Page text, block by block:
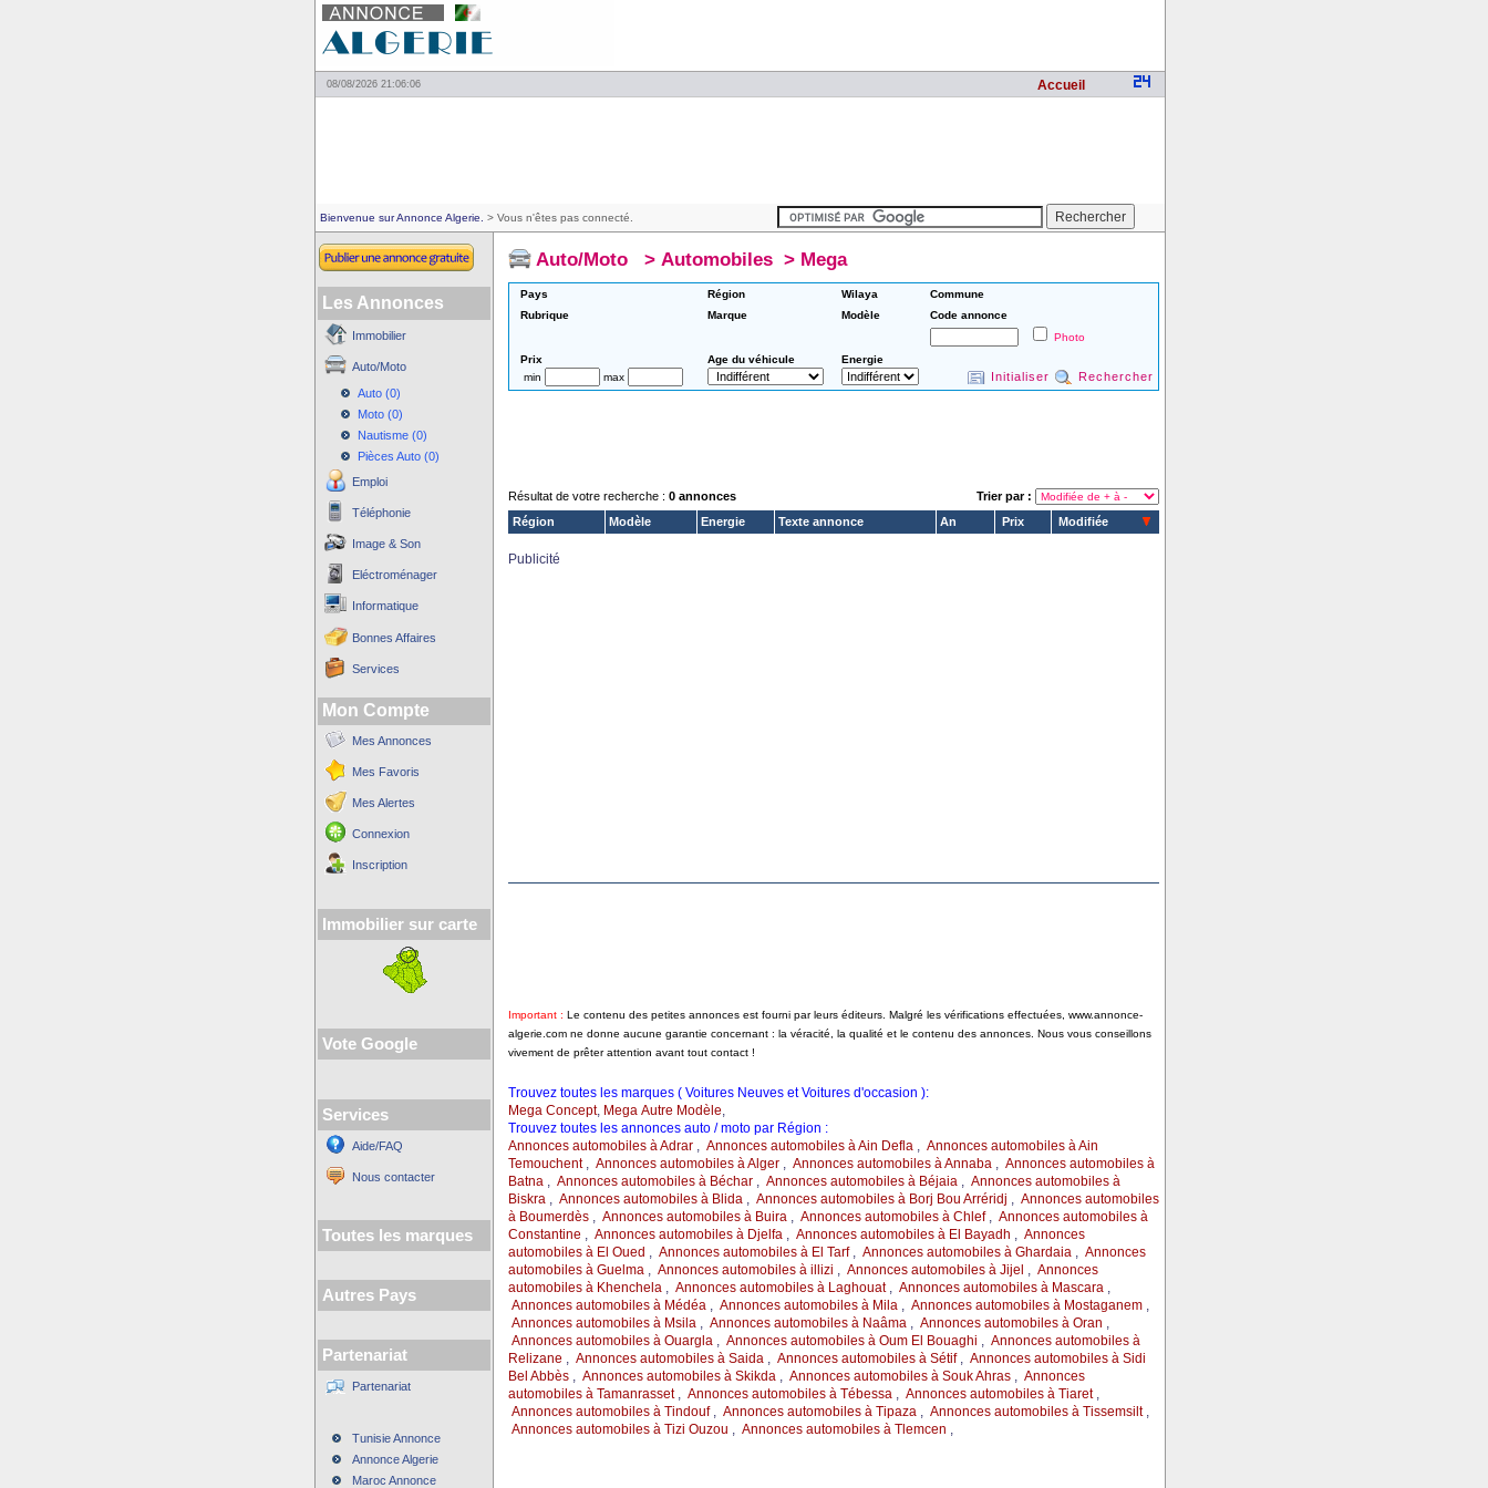
08/08/2026 21:06:06 Accueil
Bienvenue sur Annonce Algerie. > Vous n'êtes pas connecté.
Les Annonces
Immobilier
Auto/Moto
Auto (0)
Moto (0)
Nautisme (0)
Pièces Auto (0)
Emploi
Téléphonie
Image & Son
Eléctroménager
Informatique
Bonnes Affaires
Services
Mon Compte
Mes Annonces
Mes Favoris
Mes Alertes
Connexion
Inscription
Immobilier sur carte
Vote Google
Services
Aide/FAQ
Nous contacter
Toutes les marques
Autres Pays
Partenariat
Partenariat
Tunisie Annonce
Annonce Algerie
Maroc Annonce
Auto/Moto > Automobiles> Mega
Pays Région Wilaya
Commune
Rubrique
Marque Modèle
Code annonce
Photo
Prix
Age du véhicule
Energie
min
max Initialiser Rechercher
Résultat de votre recherche : 0 annonces
Trier par :
Région
Modèle Energie Texte annonce An Prix Modifiée
Publicité
Important : Le contenu des petites annonces est fourni par leurs éditeurs. Malgré les vérifications effectuées, www.annonce-
algerie.com ne donne aucune garantie concernant : la véracité, la qualité et le contenu des annonces. Nous vous conseillons
vivement de prêter attention avant tout contact !
Trouvez toutes les marques ( Voitures Neuves et Voitures d'occasion ):
Mega Concept, Mega Autre Modèle,
Trouvez toutes les annonces auto / moto par Région :
Annonces automobiles à Adrar, Annonces automobiles à Ain Defla, Annonces automobiles à Ain
Temouchent, Annonces automobiles à Alger, Annonces automobiles à Annaba, Annonces automobiles à
Batna, Annonces automobiles à Béchar, Annonces automobiles à Béjaia, Annonces automobiles à
Biskra, Annonces automobiles à Blida, Annonces automobiles à Borj Bou Arréridj , Annonces automobiles
à Boumerdès, Annonces automobiles à Buira, Annonces automobiles à Chlef, Annonces automobiles à
Constantine , Annonces automobiles à Djelfa, Annonces automobiles à El Bayadh , Annonces
automobiles à El Oued , Annonces automobiles à El Tarf, Annonces automobiles à Ghardaia, Annonces
automobiles à Guelma, Annonces automobiles à illizi , Annonces automobiles à Jijel , Annonces
automobiles à Khenchela, Annonces automobiles à Laghouat, Annonces automobiles à Mascara,
Annonces automobiles à Médéa, Annonces automobiles à Mila, Annonces automobiles à Mostaganem,
Annonces automobiles à Msila, Annonces automobiles à Naâma, Annonces automobiles à Oran ,
Annonces automobiles à Ouargla, Annonces automobiles à Oum El Bouaghi , Annonces automobiles à
Relizane , Annonces automobiles à Saida, Annonces automobiles à Sétif, Annonces automobiles à Sidi
Bel Abbès, Annonces automobiles à Skikda, Annonces automobiles à Souk Ahras, Annonces
automobiles à Tamanrasset, Annonces automobiles à Tébessa, Annonces automobiles à Tiaret,
Annonces automobiles à Tindouf, Annonces automobiles à Tipaza, Annonces automobiles à Tissemsilt,
Annonces automobiles à Tizi Ouzou , Annonces automobiles à Tlemcen ,